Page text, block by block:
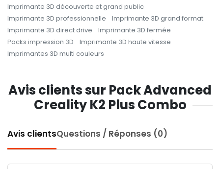
Imprimante 3D découverte et grand public
Imprimante 3D professionnelle
Imprimante 3D grand format
Imprimante 3D direct drive
Imprimante 3D fermée
Packs impression 3D
Imprimante 3D haute vitesse
Imprimantes 3D multi couleurs
Avis clients sur Pack Advanced
Creality K2 Plus Combo
Avis clientsQuestions / Réponses (0)